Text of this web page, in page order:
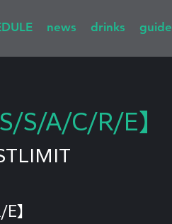
news drinks guide
S/A/C/R/E】
】